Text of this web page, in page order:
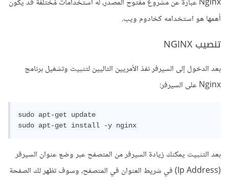
Nginx عبارة عن مشروع مفتوح المصدر، له استخدامات مُختلفة قد يكون
أهمها هو استخدامه كخادوم ويب.
تنصيب NGINX
بعد الدخول إلى السيرفر نفذ الأمريين التاليين لتثبيت وتشغيل برنامج
Nginx على السيرفر:
sudo apt-get update
بعد التثبيت يمكنك زيادة السيرفر من المتصفح عبر وضع عنوان السيرفر
(Ip Address) في شريط العنوان في المتصفح، وسوف تظهر لك الصفحة